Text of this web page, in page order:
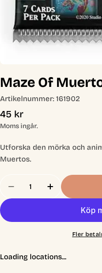
Maze Of
Artikelnummer: 161902
Ordinarie
pris
45 kr
Moms ingår.
Utforska den mörka och
Muertos.
Minska Antal För
Öka Antal
Fler
Loading locations...